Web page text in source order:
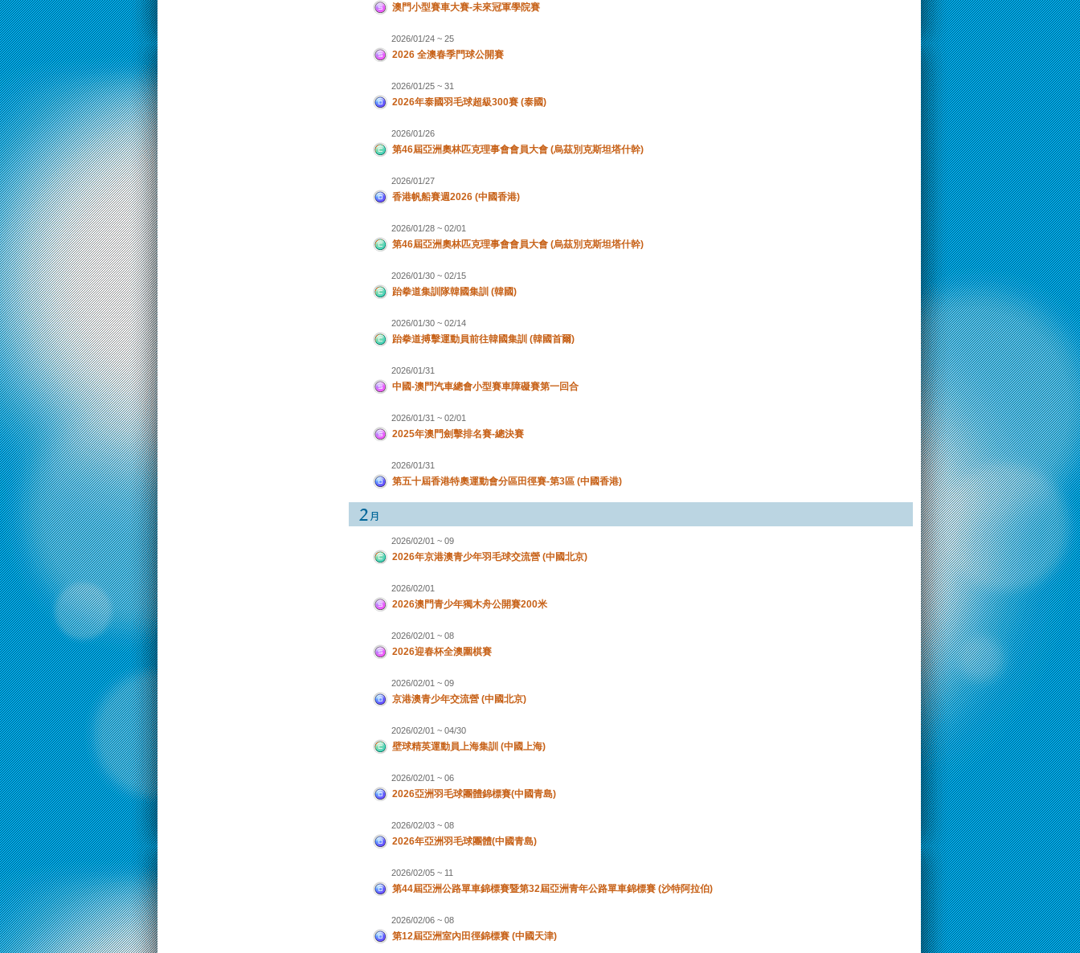
澳門小型賽車大賽-未來冠軍學院賽
2026/01/24 ~ 25
2026 全澳春季門球公開賽
2026/01/25 ~ 31
2026年泰國羽毛球超級300賽 (泰國)
2026/01/26
第46屆亞洲奧林匹克理事會會員大會 (烏茲別克斯坦塔什幹)
2026/01/27
香港帆船賽週2026 (中國香港)
2026/01/28 ~ 02/01
第46屆亞洲奧林匹克理事會會員大會 (烏茲別克斯坦塔什幹)
2026/01/30 ~ 02/15
跆拳道集訓隊韓國集訓 (韓國)
2026/01/30 ~ 02/14
跆拳道搏擊運動員前往韓國集訓 (韓國首爾)
2026/01/31
中國-澳門汽車總會小型賽車障礙賽第一回合
2026/01/31 ~ 02/01
2025年澳門劍擊排名賽-總決賽
2026/01/31
第五十屆香港特奧運動會分區田徑賽-第3區 (中國香港)
2026/02/01 ~ 09
2026年京港澳青少年羽毛球交流營 (中國北京)
2026/02/01
2026澳門青少年獨木舟公開賽200米
2026/02/01 ~ 08
2026迎春杯全澳圍棋賽
2026/02/01 ~ 09
京港澳青少年交流營 (中國北京)
2026/02/01 ~ 04/30
壁球精英運動員上海集訓 (中國上海)
2026/02/01 ~ 06
2026亞洲羽毛球團體錦標賽(中國青島)
2026/02/03 ~ 08
2026年亞洲羽毛球團體(中國青島)
2026/02/05 ~ 11
第44屆亞洲公路單車錦標賽暨第32屆亞洲青年公路單車錦標賽 (沙特阿拉伯)
2026/02/06 ~ 08
第12屆亞洲室內田徑錦標賽 (中國天津)